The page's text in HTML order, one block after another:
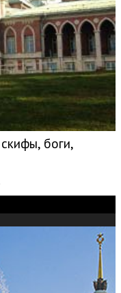
боги,